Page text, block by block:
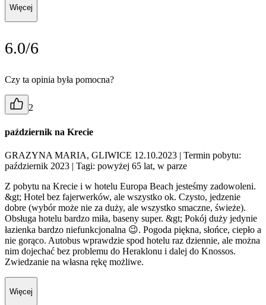
Więcej
6.0/6
Czy ta opinia była pomocna?
2
październik na Krecie
GRAZYNA MARIA, GLIWICE 12.10.2023 | Termin pobytu:
październik 2023 | Tagi: powyżej 65 lat, w parze
Z pobytu na Krecie i w hotelu Europa Beach jesteśmy zadowoleni.
&gt; Hotel bez fajerwerków, ale wszystko ok. Czysto, jedzenie
dobre (wybór może nie za duży, ale wszystko smaczne, świeże).
Obsługa hotelu bardzo miła, baseny super. &gt; Pokój duży jedynie
łazienka bardzo niefunkcjonalna 😉. Pogoda piękna, słońce, ciepło a
nie gorąco. Autobus wprawdzie spod hotelu raz dziennie, ale można
nim dojechać bez problemu do Heraklonu i dalej do Knossos.
Zwiedzanie na własna rękę możliwe.
Więcej